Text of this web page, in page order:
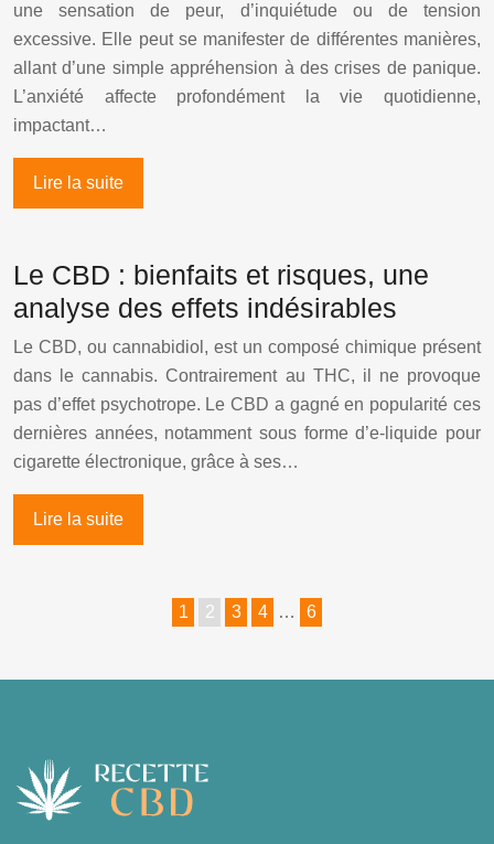
une sensation de peur, d’inquiétude ou de tension
excessive. Elle peut se manifester de différentes manières,
allant d’une simple appréhension à des crises de panique.
L’anxiété affecte profondément la vie quotidienne,
impactant…
Lire la suite
Le CBD : bienfaits et risques, une
analyse des effets indésirables
Le CBD, ou cannabidiol, est un composé chimique présent
dans le cannabis. Contrairement au THC, il ne provoque
pas d’effet psychotrope. Le CBD a gagné en popularité ces
dernières années, notamment sous forme d’e-liquide pour
cigarette électronique, grâce à ses…
Lire la suite
1 2 3 4 … 6